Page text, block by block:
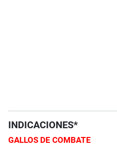
INDICACIONES*
GALLOS DE COMBATE